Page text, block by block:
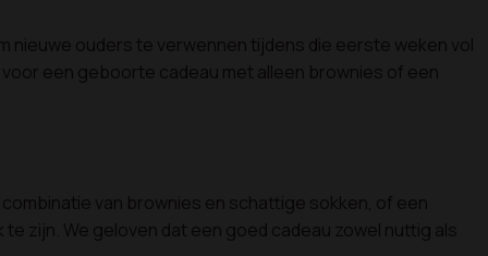
nieuwe ouders te verwennen tijdens die eerste weken vol
een geboorte cadeau met alleen brownies of een
van brownies en schattige sokken, of een
zijn. We geloven dat een goed cadeau zowel nuttig als